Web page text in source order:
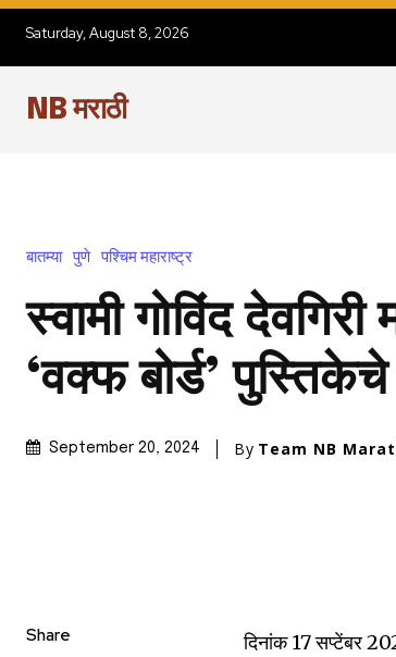
Saturday, August 8, 2026
NB मराठी
बातम्या पुणे पश्चिम महाराष्ट्र
स्वामी गोविंद
‘वक्फ बोर्ड’
September 20, 2024 By Team NB
Share
दिनांक 17 सप्टेंबर